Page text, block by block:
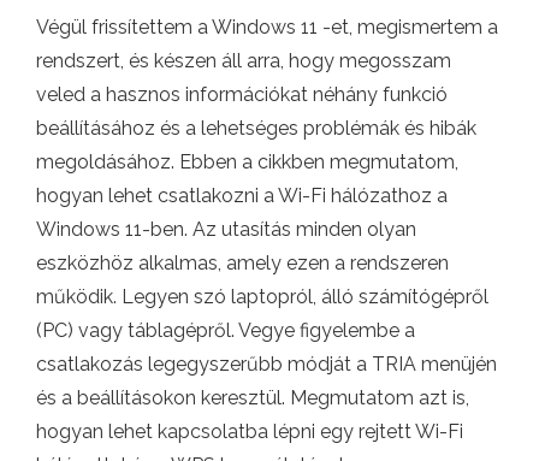
Végül frissítettem a Windows 11 -et, megismertem a
rendszert, és készen áll arra, hogy megosszam
veled a hasznos információkat néhány funkció
beállításához és a lehetséges problémák és hibák
megoldásához. Ebben a cikkben megmutatom,
hogyan lehet csatlakozni a Wi-Fi hálózathoz a
Windows 11-ben. Az utasítás minden olyan
eszközhöz alkalmas, amely ezen a rendszeren
működik. Legyen szó laptopról, álló számítógépről
(PC) vagy táblagépről. Vegye figyelembe a
csatlakozás legegyszerűbb módját a TRIA menüjén
és a beállításokon keresztül. Megmutatom azt is,
hogyan lehet kapcsolatba lépni egy rejtett Wi-Fi